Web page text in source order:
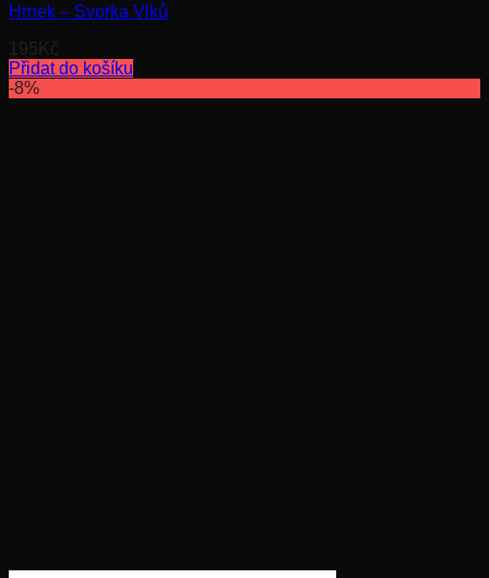
Hrnek – Svorka Vlků
195 Kč
Přidat do košíku
-8%